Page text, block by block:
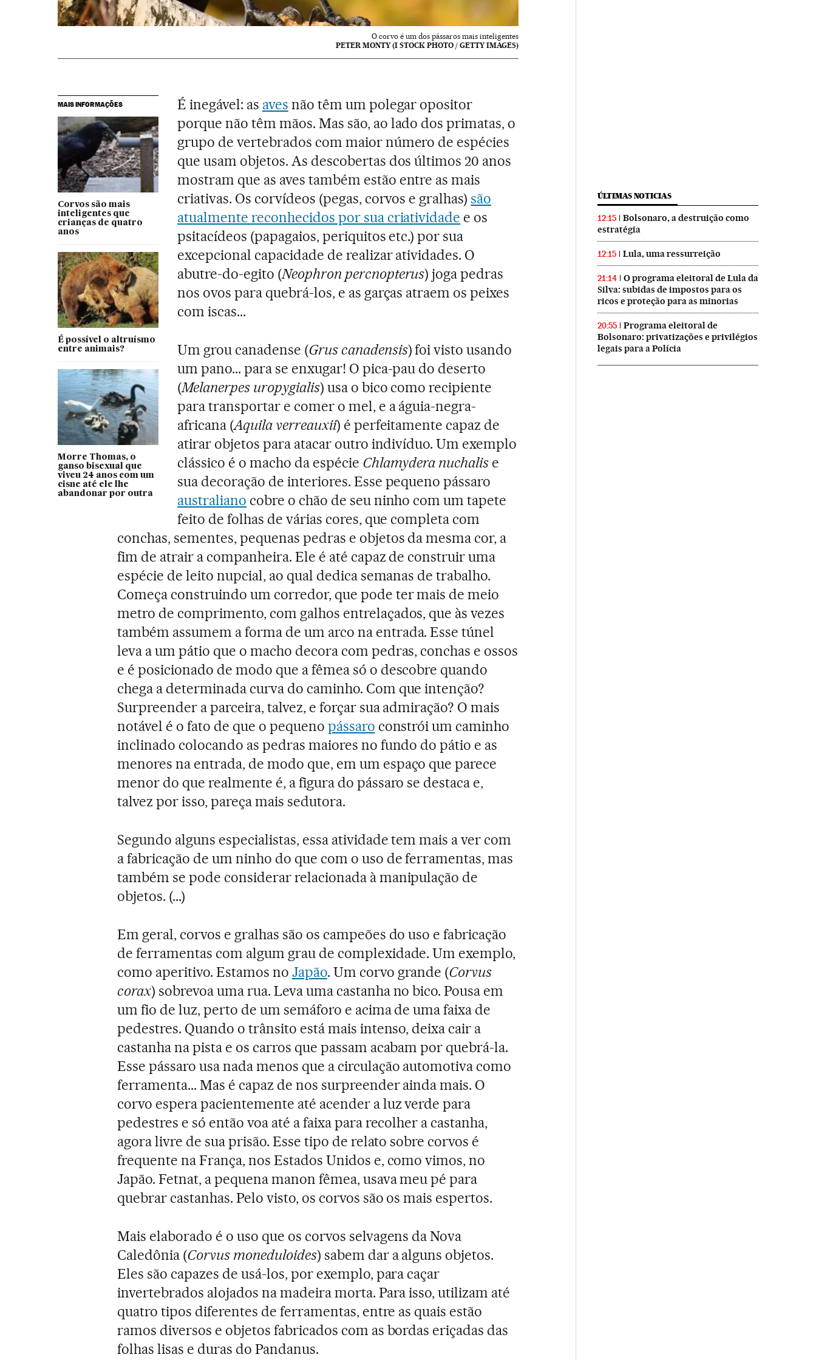
O corvo é um dos pássaros mais inteligentes
PETER MONTY (I STOCK PHOTO / GETTY IMAGES)
MAIS INFORMAÇÕES
Corvos são mais
inteligentes que
crianças de quatro
anos
É possível o altruísmo
entre animais?
Morre Thomas, o
ganso bisexual que
viveu 24 anos com um
cisne até ele lhe
abandonar por outra
É inegável: as aves não têm um polegar opositor
porque não têm mãos. Mas são, ao lado dos primatas, o
grupo de vertebrados com maior número de espécies
que usam objetos. As descobertas dos últimos 20 anos
mostram que as aves também estão entre as mais
criativas. Os corvídeos (pegas, corvos e gralhas)são
atualmente reconhecidos por sua criatividade e os
psitacídeos (papagaios, periquitos etc.) por sua
excepcional capacidade de realizar atividades. O
abutre-do-egito (Neophron percnopterus) joga pedras
nos ovos para quebrá-los, e as garças atraem os peixes
com iscas...
Um grou canadense (Grus canadensis) foi visto usando
um pano... para se enxugar! O pica-pau do deserto
(Melanerpes uropygialis) usa o bico como recipiente
para transportar e comer o mel, e a águia-negra-
africana (Aquila verreauxii) é perfeitamente capaz de
atirar objetos para atacar outro indivíduo. Um exemplo
clássico é o macho da espécie Chlamydera nuchalis e
sua decoração de interiores. Esse pequeno pássaro
australiano cobre o chão de seu ninho com um tapete
feito de folhas de várias cores, que completa com
conchas, sementes, pequenas pedras e objetos da mesma cor, a
fim de atrair a companheira. Ele é até capaz de construir uma
espécie de leito nupcial, ao qual dedica semanas de trabalho.
Começa construindo um corredor, que pode ter mais de meio
metro de comprimento, com galhos entrelaçados, que às vezes
também assumem a forma de um arco na entrada. Esse túnel
leva a um pátio que o macho decora com pedras, conchas e ossos
e é posicionado de modo que a fêmea só o descobre quando
chega a determinada curva do caminho. Com que intenção?
Surpreender a parceira, talvez, e forçar sua admiração? O mais
notável é o fato de que o pequeno pássaro constrói um caminho
inclinado colocando as pedras maiores no fundo do pátio e as
menores na entrada, de modo que, em um espaço que parece
menor do que realmente é, a figura do pássaro se destaca e,
talvez por isso, pareça mais sedutora.
Segundo alguns especialistas, essa atividade tem mais a ver com
a fabricação de um ninho do que com o uso de ferramentas, mas
também se pode considerar relacionada à manipulação de
objetos. (...)
Em geral, corvos e gralhas são os campeões do uso e fabricação
de ferramentas com algum grau de complexidade. Um exemplo,
como aperitivo. Estamos no Japão. Um corvo grande (Corvus
corax) sobrevoa uma rua. Leva uma castanha no bico. Pousa em
um fio de luz, perto de um semáforo e acima de uma faixa de
pedestres. Quando o trânsito está mais intenso, deixa cair a
castanha na pista e os carros que passam acabam por quebrá-la.
Esse pássaro usa nada menos que a circulação automotiva como
ferramenta... Mas é capaz de nos surpreender ainda mais. O
corvo espera pacientemente até acender a luz verde para
pedestres e só então voa até a faixa para recolher a castanha,
agora livre de sua prisão. Esse tipo de relato sobre corvos é
frequente na França, nos Estados Unidos e, como vimos, no
Japão. Fetnat, a pequena manon fêmea, usava meu pé para
quebrar castanhas. Pelo visto, os corvos são os mais espertos.
Mais elaborado é o uso que os corvos selvagens da Nova
Caledônia (Corvus moneduloides) sabem dar a alguns objetos.
Eles são capazes de usá-los, por exemplo, para caçar
invertebrados alojados na madeira morta. Para isso, utilizam até
quatro tipos diferentes de ferramentas, entre as quais estão
ramos diversos e objetos fabricados com as bordas eriçadas das
folhas lisas e duras do Pandanus.
ÚLTIMAS NOTICIAS
12:15
Bolsonaro, a destruição como
estratégia
12:15 Lula, uma ressurreição
21:14
O programa eleitoral de Lula da
Silva: subidas de impostos para os
ricos e proteção para as minorias
20:55
Programa eleitoral de
Bolsonaro: privatizações e privilégios
legais para a Polícia